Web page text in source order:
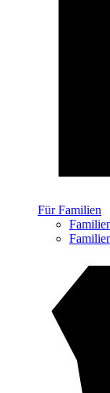
Für Familien